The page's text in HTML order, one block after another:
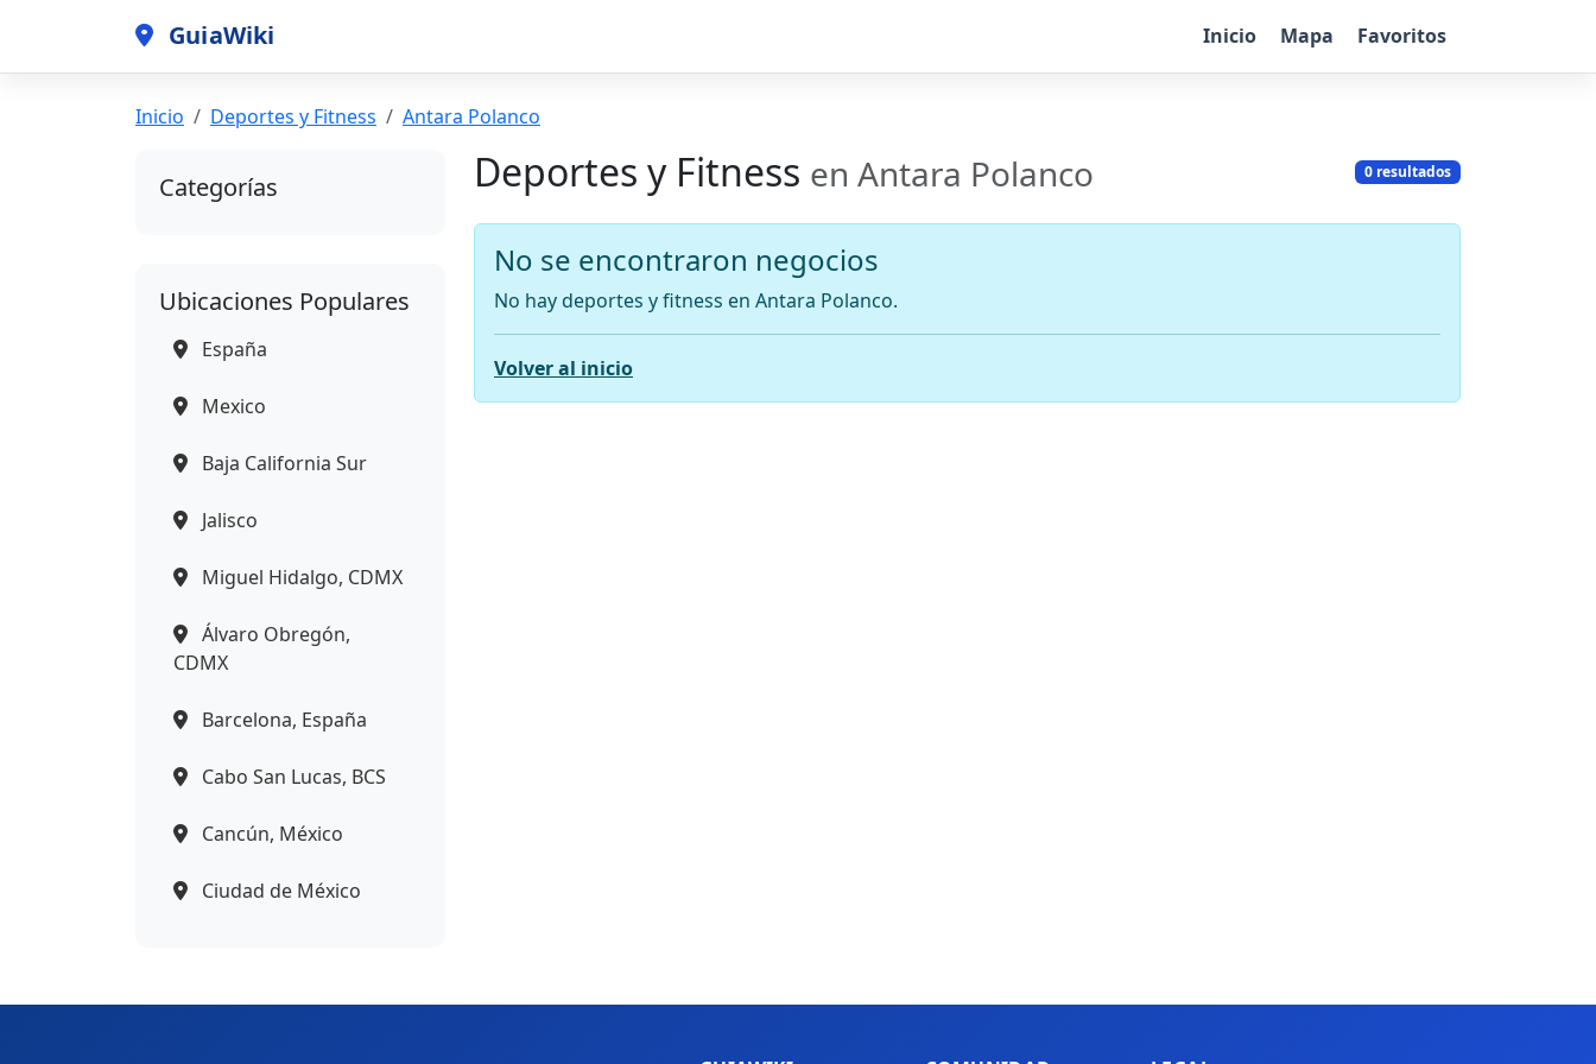
GuiaWiki Inicio Mapa Favoritos
Inicio Deportes y Fitness Antara Polanco
Categorías
Ubicaciones Populares
España
Mexico
Baja California Sur
Jalisco
Miguel Hidalgo, CDMX
Álvaro Obregón,
CDMX
Barcelona, España
Cabo San Lucas, BCS
Cancún, México
Ciudad de México
Deportes y Fitness en Antara Polanco 0 resultados
No se encontraron negocios
No hay deportes y fitness en Antara Polanco.
Volver al inicio